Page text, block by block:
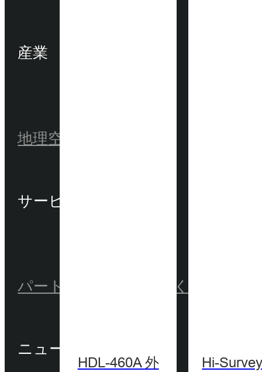
HDL-460A 外
Hi-
産業
地理空間
サービス＆サポート
パートナーセンター よくある質問
ニュース＆イベント